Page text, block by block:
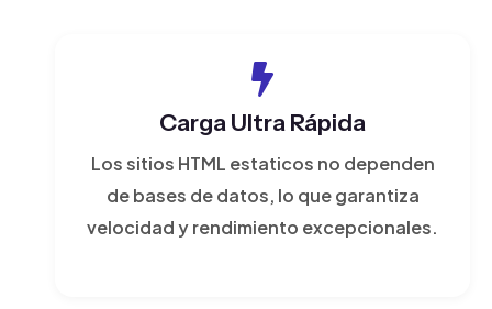
Carga Ultra Rápida
Los sitios HTML estaticos no dependen
de bases de datos, lo que garantiza
velocidad y rendimiento excepcionales.